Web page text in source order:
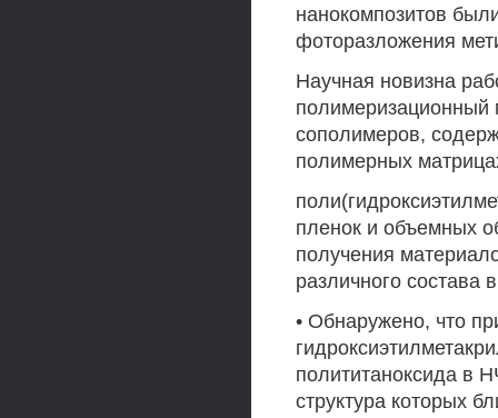
нанокомпозитов
фоторазложения
Научная новизна
полимеризационный
сополимеров,
полимерных
пленок и объемных
получения
различного состава
• Обнаружено, что
полититаноксида в
структура которых